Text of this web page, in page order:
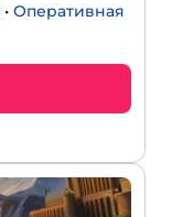
• Оперативная